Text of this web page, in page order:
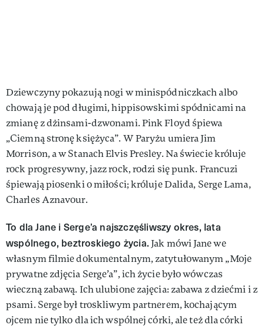
Dziewczyny pokazują nogi w minispódniczkach albo
chowają je pod długimi, hippisowskimi spódnicami na
zmianę z dżinsami-dzwonami. Pink Floyd śpiewa
„Ciemną stronę księżyca”. W Paryżu umiera Jim
Morrison, a w Stanach Elvis Presley. Na świecie króluje
rock progresywny, jazz rock, rodzi się punk. Francuzi
śpiewają piosenki o miłości; króluje Dalida, Serge Lama,
Charles Aznavour.
To dla Jane i Serge’a najszczęśliwszy okres, lata
wspólnego, beztroskiego życia. Jak mówi Jane we
własnym filmie dokumentalnym, zatytułowanym „Moje
prywatne zdjęcia Serge’a”, ich życie było wówczas
wieczną zabawą. Ich ulubione zajęcia: zabawa z dziećmi i z
psami. Serge był troskliwym partnerem, kochającym
ojcem nie tylko dla ich wspólnej córki, ale też dla córki